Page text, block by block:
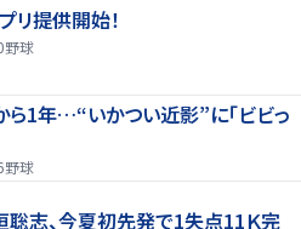
リ提供開始！
野球
1年…“いかつい近影”に「ビビっ
野球
聡志、今夏初先発で1失点11Ｋ完